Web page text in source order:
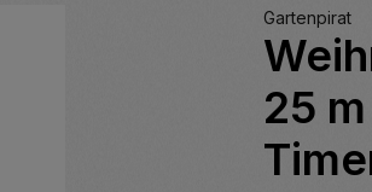
Gartenpirat
25